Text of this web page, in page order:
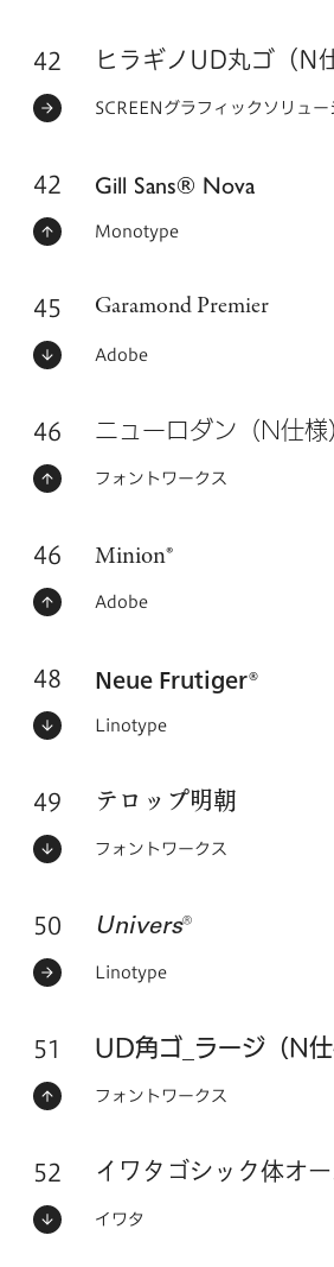
42
ステータス：
フォントシリーズ
ヒラギノUD丸ゴ（N
フォントメーカー
SCREENグラフィックソリュ
42
ステータス：
フォントシリーズ
Gill Sans® Nova
フォントメーカー
Monotype
45
ステータス：
フォントシリーズ
Garamond Premier
フォントメーカー
Adobe
46
ステータス：
フォントシリーズ
ニューロダン（N仕様
フォントメーカー
フォントワークス
46
ステータス：
フォントシリーズ
Minion®
フォントメーカー
Adobe
48
ステータス：
フォントシリーズ
Neue Frutiger®
フォントメーカー
Linotype
49
ステータス：
フォントシリーズ
テロップ明朝
フォントメーカー
フォントワークス
50
ステータス：
フォントシリーズ
Univers®
フォントメーカー
Linotype
51
ステータス：
フォントシリーズ
UD角ゴ_ラージ（N仕
フォントメーカー
フォントワークス
52
ステータス：
フォントシリーズ
イワタゴシック体オ
フォントメーカー
イワタ